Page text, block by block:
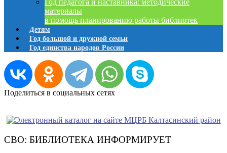
Год педагога и наставника: методические
материалы
в помощь планированию работы библиотек
Детям
Год большой и дружной семьи
Год единства народов России
Поделиться в социальных сетях
СВО: БИБЛИОТЕКА ИНФОРМИРУЕТ